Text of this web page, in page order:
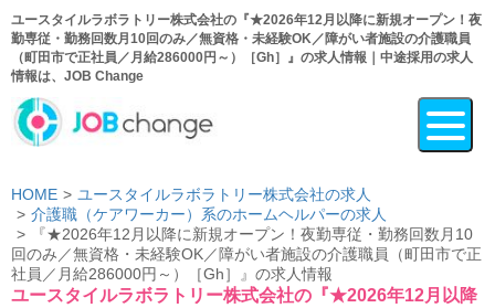
ユースタイルラボラトリー株式会社の『★2026年12月以降に新規オープン！夜
勤専従・勤務回数月10回のみ／無資格・未経験OK／障がい者施設の介護職員
（町田市で正社員／月給286000円～）［Gh］』の求人情報｜中途採用の求人
情報は、JOB Change
HOME
ユースタイルラボラトリー株式会社の求人
介護職（ケアワーカー）系のホームヘルパーの求人
『★2026年12月以降に新規オープン！夜勤専従・勤務回数月10
回のみ／無資格・未経験OK／障がい者施設の介護職員（町田市で正
社員／月給286000円～）［Gh］』の求人情報
ユースタイルラボラトリー株式会社の『★2026年12月以降